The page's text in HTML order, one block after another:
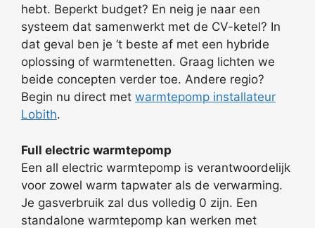
hebt. Beperkt budget? En neig je naar een
systeem dat samenwerkt met de CV-ketel? In
dat geval ben je ‘t beste af met een hybride
oplossing of warmtenetten. Graag lichten we
beide concepten verder toe. Andere regio?
Begin nu direct met warmtepomp installateur
Lobith.
Full electric warmtepomp
Een all electric warmtepomp is verantwoordelijk
voor zowel warm tapwater als de verwarming.
Je gasverbruik zal dus volledig 0 zijn. Een
standalone warmtepomp kan werken met